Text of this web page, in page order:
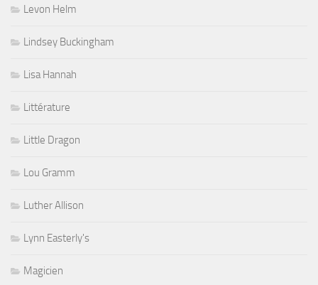
Levon Helm
Lindsey Buckingham
Lisa Hannah
Littérature
Little Dragon
Lou Gramm
Luther Allison
Lynn Easterly's
Magicien